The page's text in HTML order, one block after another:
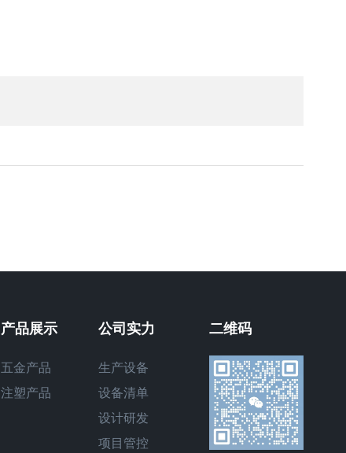
产品展示
五金产品
注塑产品
公司实力
生产设备
设备清单
设计研发
项目管控
二维码